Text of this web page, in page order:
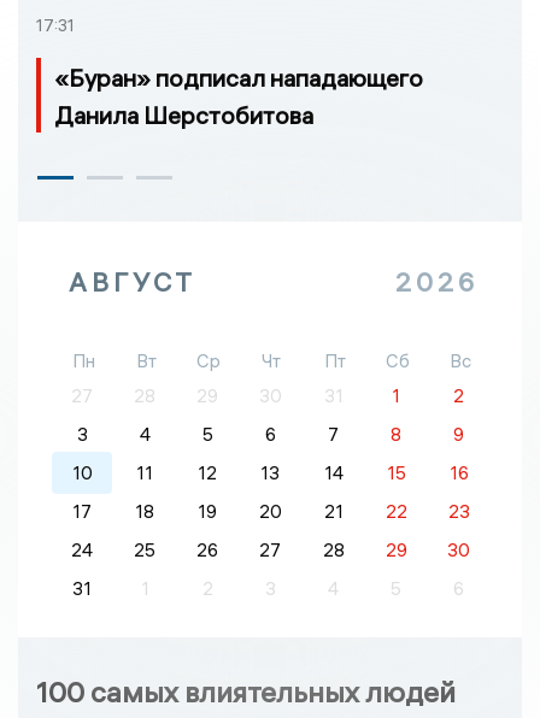
17:31
«Буран» подписал нападающего
Данила Шерстобитова
АВГУСТ 2026
Пн Вт Ср Чт Пт Сб
Вс
27
28 29 30 31 1
2
3
4 5 6 7 8
9
10
11 12 13 14 15
16
17
18 19 20 21 22
23
24
25 26 27 28 29
30
31
1 2 3 4 5 6
100 самых влиятельных людей